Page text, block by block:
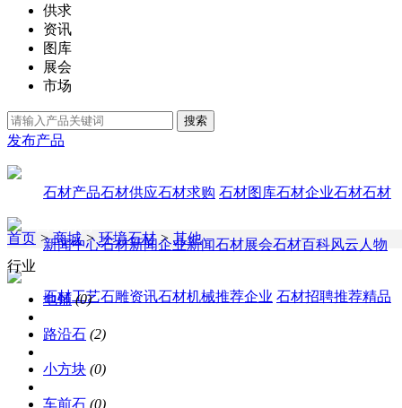
供求
资讯
图库
展会
市场
发布产品
石材产品石材供应石材求购 石材图库石材企业石材石材
新闻中心石材新闻企业新闻石材展会石材百科风云人物
石材工艺石雕资讯石材机械推荐企业 石材招聘推荐精品
首页 > 商城 > 环境石材 > 其他
行业
地铺 (0)
路沿石 (2)
小方块 (0)
车前石 (0)